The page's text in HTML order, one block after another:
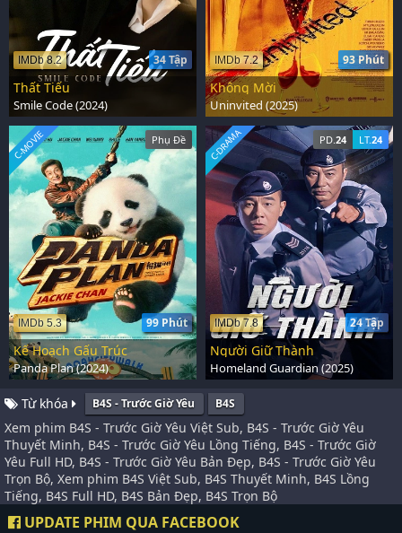
34 Tập
IMDb 8.2
Thất Tiếu
Smile Code (2024)
93 Phút
IMDb 7.2
Không Mời
Uninvited (2025)
Phụ Đề
99 Phút
IMDb 5.3
C-MOVIE
Kế Hoạch Gấu Trúc
Panda Plan (2024)
PD.24 LT.24
24 Tập
IMDb 7.8
C-DRAMA
Người Giữ Thành
Homeland Guardian (2025)
Từ khóa B4S - Trước Giờ Yêu B4S
Xem phim B4S - Trước Giờ Yêu Việt Sub, B4S - Trước Giờ Yêu
Thuyết Minh, B4S - Trước Giờ Yêu Lồng Tiếng, B4S - Trước Giờ
Yêu Full HD, B4S - Trước Giờ Yêu Bản Đẹp, B4S - Trước Giờ Yêu
Trọn Bộ, Xem phim B4S Việt Sub, B4S Thuyết Minh, B4S Lồng
Tiếng, B4S Full HD, B4S Bản Đẹp, B4S Trọn Bộ
UPDATE PHIM QUA FACEBOOK